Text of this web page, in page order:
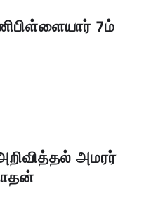
7ம்
அமரர்